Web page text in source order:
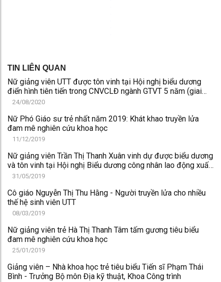
TIN LIÊN QUAN
Nữ giảng viên UTT được tôn vinh tại Hội nghị biểu dương
điển hình tiên tiến trong CNVCLĐ ngành GTVT 5 năm (giai
đoạn 2016-2020)
24/08/2020
Nữ Phó Giáo sư trẻ nhất năm 2019: Khát khao truyền lửa
đam mê nghiên cứu khoa học
11/12/2019
Nữ giảng viên Trần Thị Thanh Xuân vinh dự được biểu dương
và tôn vinh tại Hội nghị Biểu dương công nhân lao động xuất
sắc, tiêu biểu năm 2018
31/05/2019
Cô giáo Nguyễn Thị Thu Hằng - Người truyền lửa cho nhiều
thế hệ sinh viên UTT
08/03/2019
Nữ giảng viên trẻ Hà Thị Thanh Tâm tấm gương tiêu biểu
đam mê nghiên cứu khoa học
25/01/2019
Giảng viên – Nhà khoa học trẻ tiêu biểu Tiến sĩ Phạm Thái
Bình - Trưởng Bộ môn Địa kỹ thuật, Khoa Công trình